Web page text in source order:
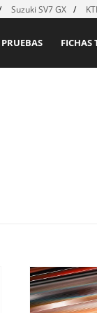
Suzuki SV7 GX
FICHAS
PRUEBAS